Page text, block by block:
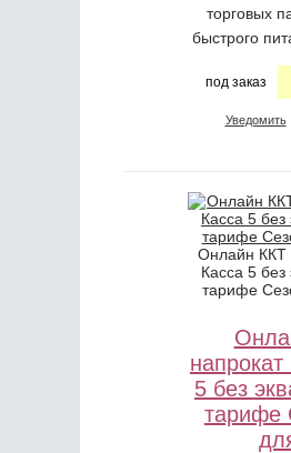
торговых
быстрого
под заказ
Уведомить
Онлайн ККТ
Касса 5 без
тарифе
5 без
тарифе